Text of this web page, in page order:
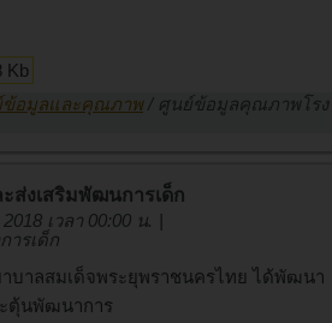
Kb
ข้อมูลและคุณภาพ/ ศูนย์ข้อมูลคุณภาพโรง
ส่งเสริมพัฒนการเด็ก
เวลา 00:00 น. |
ารเด็ก
าบาลสมเด็จพระยุพราชนครไทย ได้พัฒนา
ตุ้นพัฒนาการ